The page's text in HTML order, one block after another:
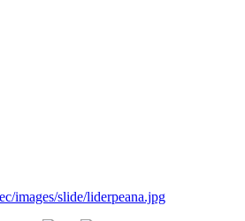
images/slide/liderpeana.jpg